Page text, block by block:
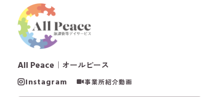
All Peace ｜オールピース
Instagram 事業所紹介動画